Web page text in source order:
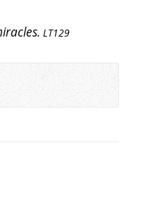
LT129